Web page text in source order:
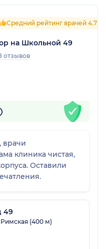
Средний рейтинг врачей 4.7
на Школьной 49
отзывов
врачи
клиника чистая,
Оставили
49
Римская (400 м)